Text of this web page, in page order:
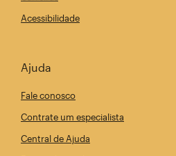
Acessibilidade
Ajuda
Fale conosco
Contrate um especialista
Central de Ajuda